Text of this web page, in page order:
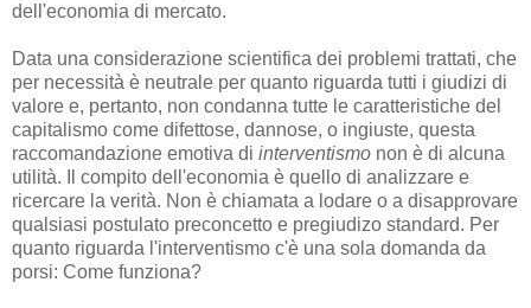
dell'economia di mercato.
Data una considerazione scientifica dei problemi trattati, che
per necessità è neutrale per quanto riguarda tutti i giudizi di
valore e, pertanto, non condanna tutte le caratteristiche del
capitalismo come difettose, dannose, o ingiuste, questa
raccomandazione emotiva di interventismo non è di alcuna
utilità. Il compito dell'economia è quello di analizzare e
ricercare la verità. Non è chiamata a lodare o a disapprovare
qualsiasi postulato preconcetto e pregiudizo standard. Per
quanto riguarda l'interventismo c'è una sola domanda da
porsi: Come funziona?